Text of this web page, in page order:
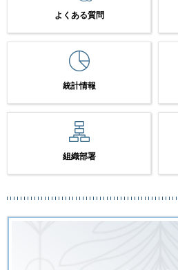
よくある質問
統計情報
組織部署